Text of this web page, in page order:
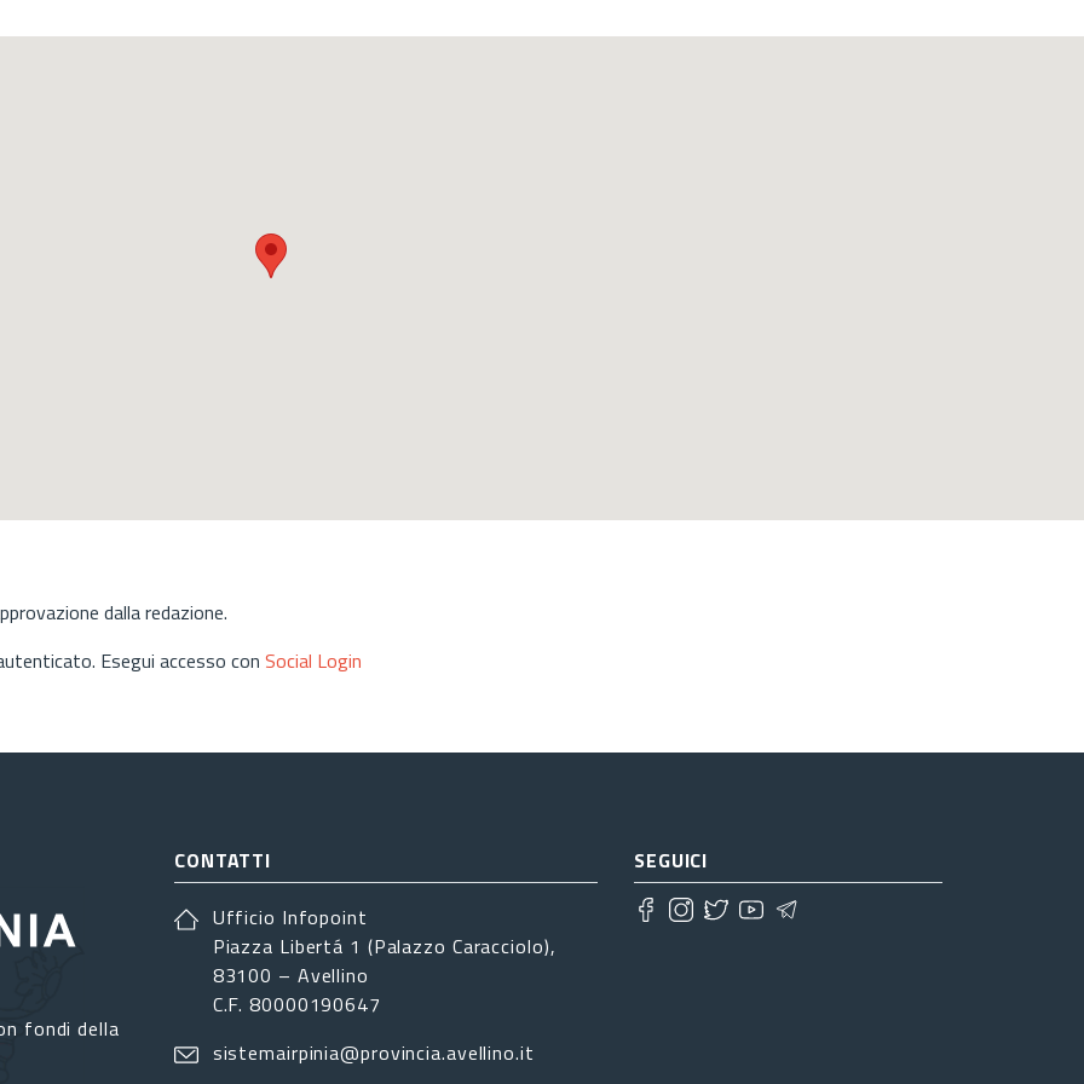
dalla redazione.
Esegui accesso con Social Login
fondi della
CONTATTI
Ufficio Infopoint
Piazza Libertá 1 (Palazzo Caracciolo),
83100 – Avellino
C.F. 80000190647
sistemairpinia@provincia.avellino.it
SEGUICI